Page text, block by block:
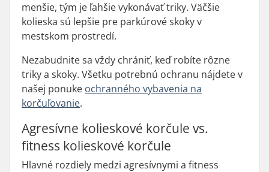
menšie, tým je ľahšie vykonávať triky. Väčšie
kolieska sú lepšie pre parkúrové skoky v
mestskom prostredí.
Nezabudnite sa vždy chrániť, keď robíte rôzne
triky a skoky. Všetku potrebnú ochranu nájdete v
našej ponuke ochranného vybavenia na
korčuľovanie.
Agresívne kolieskové korčule vs.
fitness kolieskové korčule
Hlavné rozdiely medzi agresívnymi a fitness